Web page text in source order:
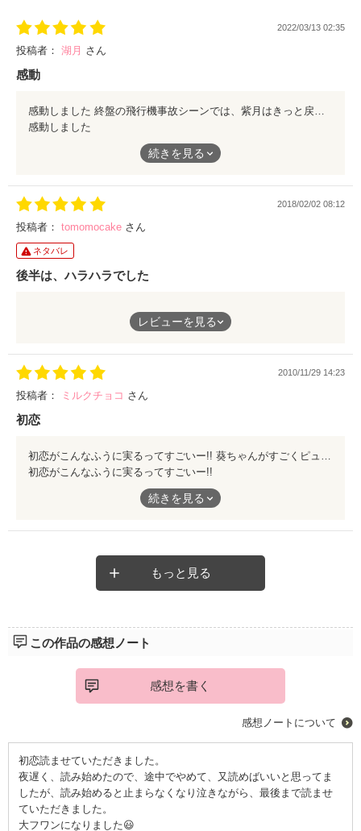
2022/03/13 02:35
投稿者： 湖月 さん
感動
感動しました 終盤の飛行機事故シーンでは、紫月はきっと戻ってくると信じながら 始終ドキドキさせられ、人の心の危うさと確かさを編み込んだ展開に 最後まで翻弄された作品で大変面白かったです お疲れさまでした
感動しました
終盤の飛行機事故シーンでは、紫月はきっと戻ってくると信じな
がら 始終ドキドキさせられ、人の心の危うさと確かさを編み込
続きを見る
2018/02/02 08:12
投稿者： tomomocake さん
ネタバレ
後半は、ハラハラでした
ストーリー後半、ハラハラの展開でした。
ハッピーエンドで、良かったーレビューを見る
2010/11/29 14:23
投稿者： ミルクチョコ さん
初恋
初恋がこんなふうに実るってすごいー!!
葵ちゃんがすごくピュアで可愛いなーって思いました!!!
続きを見る
もっと見る
この作品の感想ノート
感想を書く
感想ノートについて
初恋読ませていただきました。
夜遅く、読み始めたので、途中でやめて、又読めばいいと思ってま
したが、読み始めると止まらなくなり泣きながら、最後まで読ませ
ていただきました。
大フワンになりました😃